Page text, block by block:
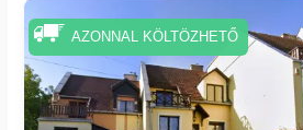
AZONNAL KÖLTÖZHETŐ